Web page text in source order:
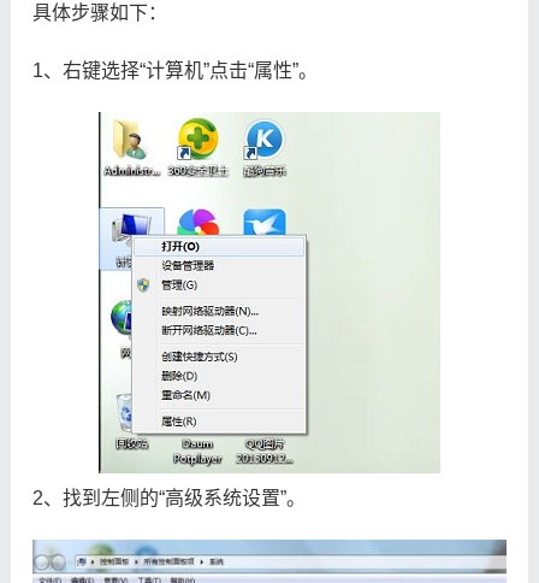
具体步骤如下：
1、右键选择“计算机”点击“属性”。
2、找到左侧的“高级系统设置”。